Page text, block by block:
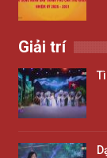
Giải trí